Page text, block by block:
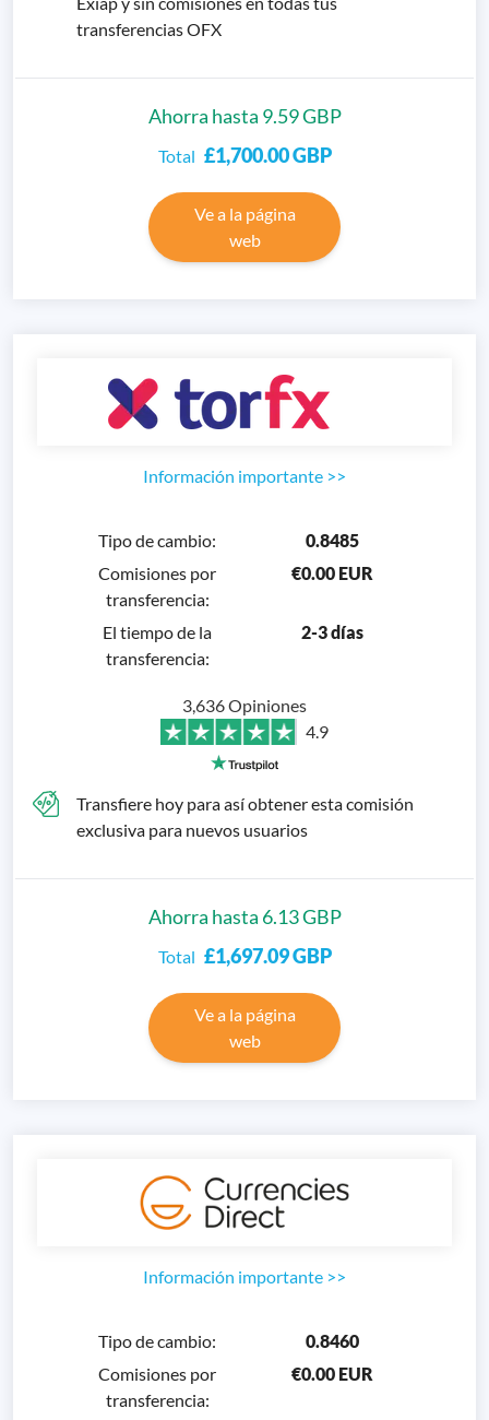
transferencias OFX
Ahorra hasta 9.59 GBP
Total £1,700.00GBP
Ve a la página
web
Información importante >>
3,636 Opiniones
4.9
Tipo de cambio:
0.8485
Comisiones por
transferencia:
€0.00 EUR
El tiempo de la
transferencia:
2-3 días
Transfiere hoy para así obtener esta comisión
exclusiva para nuevos usuarios
Ahorra hasta 6.13 GBP
Total £1,697.09GBP
Ve a la página
web
Información importante >>
Tipo de cambio:
0.8460
Comisiones por
transferencia:
€0.00 EUR